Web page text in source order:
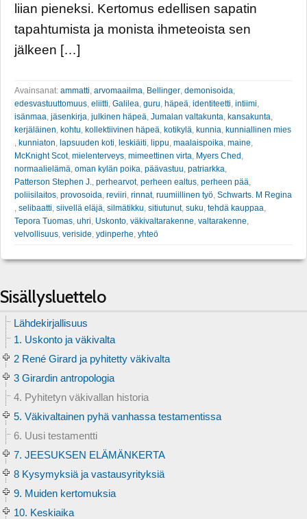
liian pieneksi. Kertomus edellisen sapatin
tapahtumista ja monista ihmeteoista sen
jälkeen […]
Avainsanat: ammatti arvomaailma Bellinger demonisoida
edesvastuuttomuus eliitti Galilea guru häpeä identiteetti intiimi
isänmaa jäsenkirja julkinen häpeä Jumalan valtakunta kansakunta
kerjäläinen kohtu kollektiivinen häpeä kotikylä kunnia kunniallinen mies
kunniaton lapsuuden koti leskiäiti lippu maalaispoika maine
McKnight Scot, mielenterveys mimeettinen virta Myers Ched
normaalielämä oman kylän poika päävastuu patriarkka
Patterson Stephen J.
perhearvot, perheen ealtus perheen pää
poliisilaitos provosoida reviiri rinnat, ruumiillinen työ Schwarts. M Regina
selibaatti siivellä eläjä silmätikku sitiutunut, suku tehdä kauppaa
Tepora Tuomas uhri Uskonto väkivaltarakenne valtarakenne
velvollisuus veriside ydinperhe yhteö
Sisällysluettelo
Lähdekirjallisuus
1. Uskonto ja väkivalta
2 René Girard ja pyhitetty väkivalta
3 Girardin antropologia
4. Pyhitetyn väkivallan historia
5. Väkivaltainen pyhä vanhassa testamentissa
6. Uusi testamentti
7. JEESUKSEN ELÄMÄNKERTA
8 Kysymyksiä ja vastausyrityksiä
9. Muiden kertomuksia
10. Keskiaika